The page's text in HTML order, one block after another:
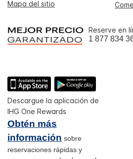
Mapa del sitio
Reserve en
1 877 834
Descargue la aplicación de
IHG One Rewards
Obtén más
información sobre
reservaciones rápidas y